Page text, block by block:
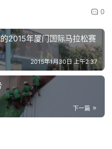
0
2015年厦门国际马拉松赛
2015年1月30日 上午2:37
下一篇